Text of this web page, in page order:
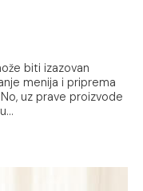
biti izazovan
menija i priprema
uz prave proizvode